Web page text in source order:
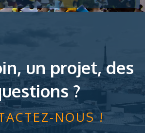
un projet, des
?
NOUS !